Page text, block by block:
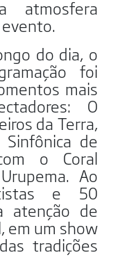
atmosfera
do dia, o
foi
mais
O
da Terra,
de
o Coral
Ao
e 50
atenção de
em um show
tradições